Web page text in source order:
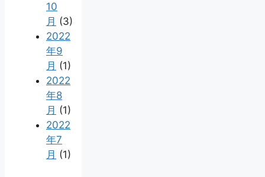
10
月 (3)
2022
年9
月 (1)
2022
年8
月 (1)
2022
年7
月 (1)